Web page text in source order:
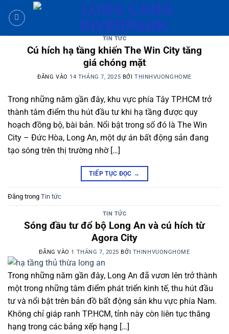
qua
TIN TỨC
Cú hích hạ tầng khiến The Win City tăng
giá chóng mặt
ĐĂNG VÀO 14 THÁNG 7, 2025 BỞI THINHVUONGHOME
Trong những năm gần đây, khu vực phía Tây TP.HCM trở
thành tâm điểm thu hút đầu tư khi hạ tầng được quy
hoạch đồng bộ, bài bản. Nổi bật trong số đó là The Win
City – Đức Hòa, Long An, một dự án bất động sản đang
tạo sóng trên thị trường nhờ […]
TIẾP TỤC ĐỌC →
Đăng trong Tin tức
TIN TỨC
Sóng đầu tư đổ bộ Long An và cú hích từ
Agora City
ĐĂNG VÀO 1 THÁNG 7, 2025 BỞI THINHVUONGHOME
Trong những năm gần đây, Long An đã vươn lên trở thành
một trong những tâm điểm phát triển kinh tế, thu hút đầu
tư và nổi bật trên bản đồ bất động sản khu vực phía Nam.
Không chỉ giáp ranh TP.HCM, tỉnh này còn liên tục thăng
hạng trong các bảng xếp hạng […]